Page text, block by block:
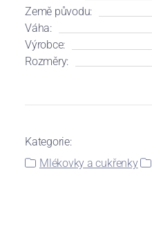
Země původu:
Váha:
Výrobce:
Rozměry:
Kategorie:
Mlékovky a cukřenky